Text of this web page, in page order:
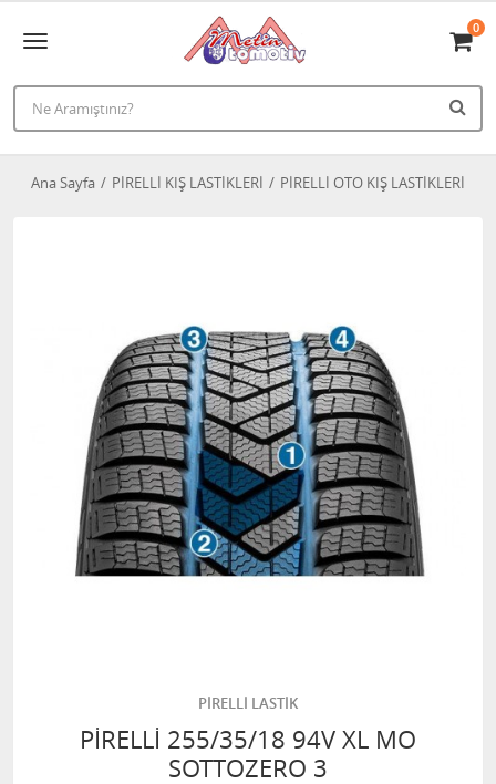
0
Ana Sayfa PİRELLİ KIŞ LASTİKLERİ PİRELLİ OTO KIŞ LASTİKLERİ
PİRELLİ LASTİK
PİRELLİ 255/35/18 94V XL MO
SOTTOZERO 3